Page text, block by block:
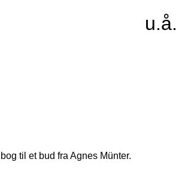
u.å.
til et bud fra Agnes Münter.